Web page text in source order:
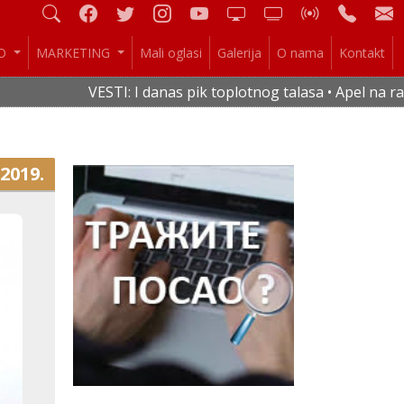
MARKETING Mali oglasi Galerija O nama Kontakt
VESTI: I danas pik toplotnog talasa • Apel na